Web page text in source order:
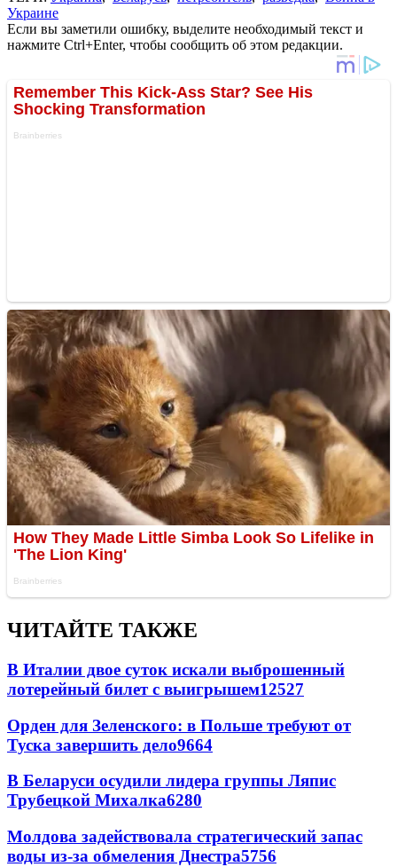
Украине
Если вы заметили ошибку, выделите необходимый текст и
нажмите Ctrl+Enter, чтобы сообщить об этом редакции.
ЧИТАЙТЕ ТАКЖЕ
В Италии двое суток искали выброшенный
лотерейный билет с выигрышем12527
Орден для Зеленского: в Польше требуют от
Туска завершить дело9664
В Беларуси осудили лидера группы Ляпис
Трубецкой Михалка6280
Молдова задействовала стратегический запас
воды из-за обмеления Днестра5756